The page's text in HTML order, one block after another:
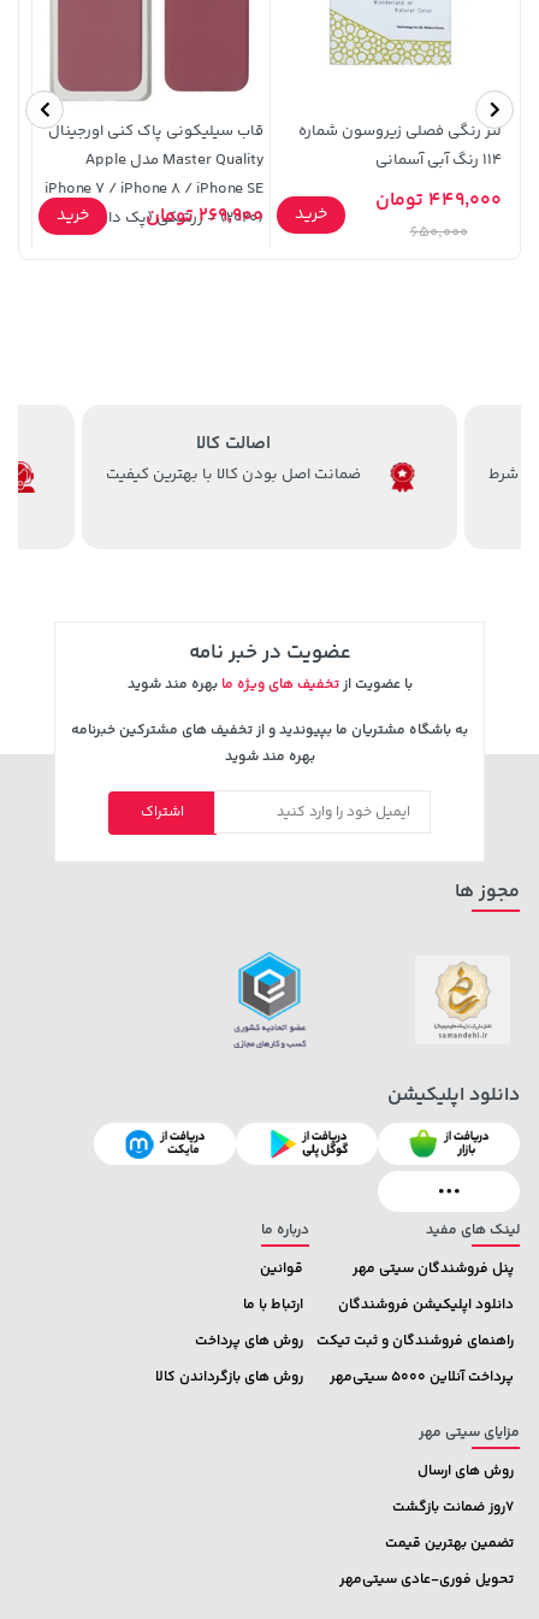
1,109,000 تومان خرید
141,000 تومان
165,900
خرید
165,900
خرید
607,800 تومان
659,900
لنز رنگی فصلی زیروسون شماره
114 رنگ آبی آسمانی
449,000 تومان
650,000
خرید
قاب سیلیکونی پاک کنی اورجینال
Master Quality مدل Apple
iPhone 7 / iPhone 8 / iPhone SE
(2020) - زرشکی (پک دار)
269,900 تومان خرید
اصالت کالا
ضمانت اصل بودن کالا با بهترین کیفیت
عضویت در خبر نامه
با عضویت ازتخفیف های ویژه ما بهره مند شوید
به باشگاه مشتریان ما بپیوندید و از تخفیف های مشترکین خبرنامه
بهره مند شوید
اشتراک
لینک های مفید
پنل فروشندگان سیتی مهر
دانلود اپلیکیشن فروشندگان
راهنمای فروشندگان و ثبت تیکت
پرداخت آنلاین 5000 سیتی‌مهر
درباره ما
قوانین
ارتباط با ما
روش های پرداخت
روش های بازگرداندن کالا
مزایای سیتی مهر
روش های ارسال
7روز ضمانت بازگشت
تضمین بهترین قیمت
تحویل فوری-عادی سیتی‌مهر
مجوز ها
دانلود اپلیکیشن